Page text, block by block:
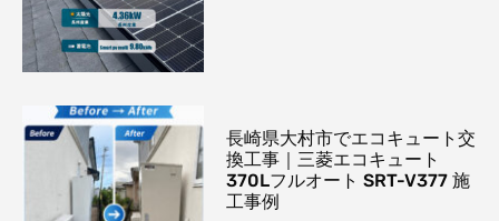
長崎県大村市でエコキュート交
換工事｜三菱エコキュート
370Lフルオート SRT-V377 施
工事例